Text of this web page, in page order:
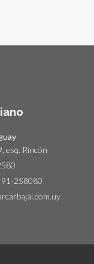
esq. Rincón
258080